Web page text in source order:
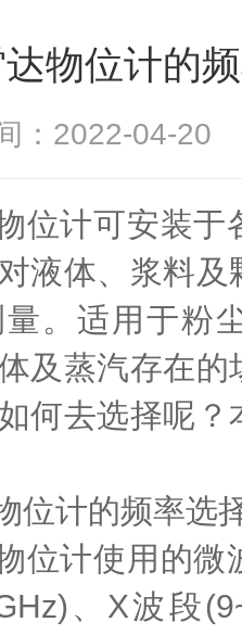
物位计的
间：2022-04-
计可安装于
液体、浆料
。适用于粉
及蒸汽存在
何去选择呢
计的频率选
计使用的微
、 X波段